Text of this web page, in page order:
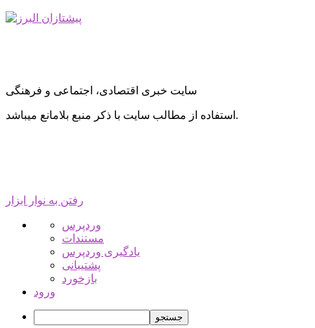
سایت خبری اقتصادی، اجتماعی و فرهنگی
استفاده از مطالب سایت با ذکر منبع بلامانع میباشد.
رفتن به نوار ابزار
درباره
وردپرس
وردپرس
مستندات
یادگیری وردپرس
پشتیبانی
بازخورد
ورود
جستجو